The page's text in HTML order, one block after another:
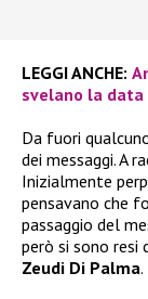
LEGGI ANCHE:
svelano la data
Da fuori
dei messaggi. A
Inizialmente
pensavano che
passaggio del
però si sono
Zeudi Di Palma.